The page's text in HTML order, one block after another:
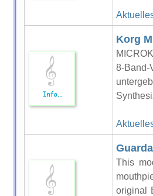
Korg
8-Band-
This
original